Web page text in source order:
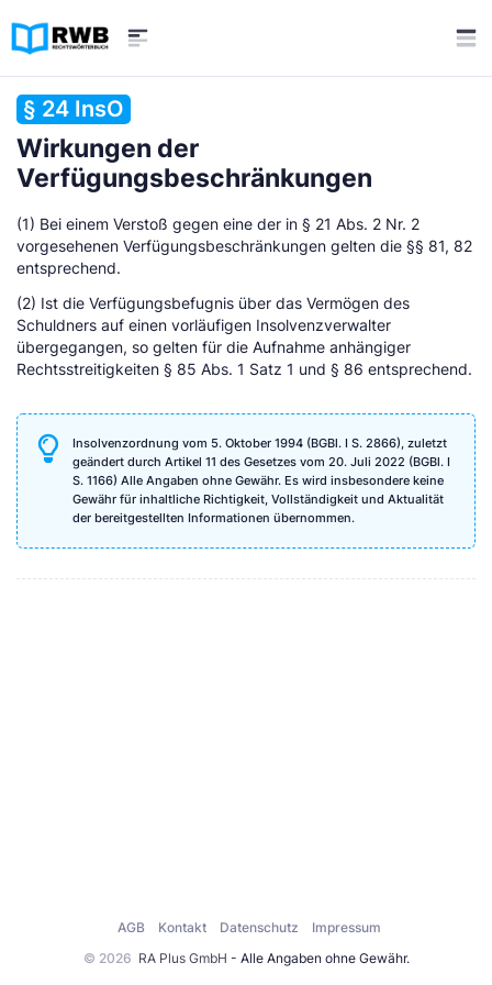
§ 24 InsO
Wirkungen der
Verfügungsbeschränkungen
(1) Bei einem Verstoß gegen eine der in § 21 Abs. 2 Nr. 2
vorgesehenen Verfügungsbeschränkungen gelten die §§ 81, 82
entsprechend.
(2) Ist die Verfügungsbefugnis über das Vermögen des
Schuldners auf einen vorläufigen Insolvenzverwalter
übergegangen, so gelten für die Aufnahme anhängiger
Rechtsstreitigkeiten § 85 Abs. 1 Satz 1 und § 86 entsprechend.
Insolvenzordnung vom 5. Oktober 1994 (BGBl. I S. 2866), zuletzt
geändert durch Artikel 11 des Gesetzes vom 20. Juli 2022 (BGBl. I
S. 1166) Alle Angaben ohne Gewähr. Es wird insbesondere keine
Gewähr für inhaltliche Richtigkeit, Vollständigkeit und Aktualität
der bereitgestellten Informationen übernommen.
© 2026 RA Plus GmbH - Alle Angaben ohne Gewähr.
AGB Kontakt Datenschutz Impressum